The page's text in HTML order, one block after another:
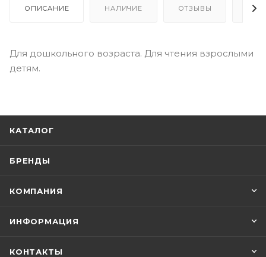
ОПИСАНИЕ НАЛИЧИЕ ОТЗЫВЫ
Для дошкольного возраста. Для чтения взрослыми
детям.
КАТАЛОГ
БРЕНДЫ
КОМПАНИЯ
ИНФОРМАЦИЯ
КОНТАКТЫ